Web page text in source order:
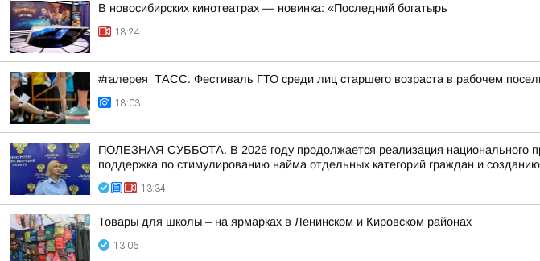
В новосибирских кинотеатрах — новинка: «Последний богатырь
18:24
#галерея_ТАСС. Фестиваль ГТО среди лиц старшего возраста в рабочем
18:03
ПОЛЕЗНАЯ СУББОТА. В 2026 году продолжается реализация национального
поддержка по стимулированию найма отдельных категорий граждан и
13:34
Товары для школы – на ярмарках в Ленинском и Кировском районах
13:06